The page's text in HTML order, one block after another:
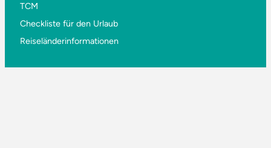
TCM
Checkliste für den Urlaub
Reiseländerinformationen